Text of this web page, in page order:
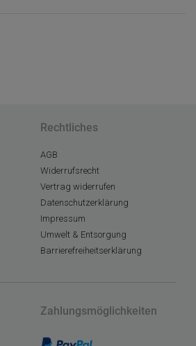
Rechtliches
AGB
Widerrufsrecht
Vertrag widerrufen
Datenschutzerklärung
Impressum
Umwelt & Entsorgung
Barrierefreiheitserklärung
Zahlungsmöglichkeiten